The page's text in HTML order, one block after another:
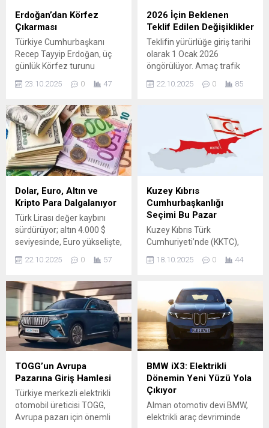
Erdoğan’dan Körfez
Çıkarması
Türkiye Cumhurbaşkanı
Recep Tayyip Erdoğan, üç
günlük Körfez turunu
Umman’ı kapsayan
savunma ve diplomasi
alanlarında yeni adımlar
atıldı. Turun ana gündem
maddeleri arasında Gazze
krizi, bölgesel güvenlik ve
yatırım işbirlikleri yer aldı.
Kuveyt’te Dört Anlaşma
İmzalandı Cumhurbaşkanı
Erdoğan’ın ilk durağı Kuveyt
oldu....
23.10.2025 0 47
2026 İçin Beklenen
Teklif Edilen Değişiklikler
Teklifin yürürlüğe giriş tarihi
olarak 1 Ocak 2026
öngörülüyor. Amaç trafik
ihlallerini caydırıcılıkla
geliştirmek. Teklifin gelir
odaklı değil, “caydırıcılık”
öncelikli olduğu ifade
ediliyor. İhlal Öngörülen ceza
/ yaptırım Notlar “Dur”
ikazına uymama ₺ 200 000
para cezası + 60 gün sürücü
belgesi alıkoyma...
22.10.2025 0 85
Dolar, Euro, Altın ve
Kripto Para Dalgalanıyor
Türk Lirası değer kaybını
sürdürüyor; altın 4.000 $
seviyesinde, Euro yükselişte,
Dolar ve Euro Güçlü
yabancı para birimleri
karşısında zayıf
görünümünü sürdürüyor.
ABD Doları (USD): ₺ 41,98
Euro (EUR): ₺ 48,75
Uzmanlara göre, küresel
faiz politikaları ve iç piyasa
enflasyonu TL üzerindeki
22.10.2025 0 57
Kuzey Kıbrıs
Cumhurbaşkanlığı
Seçimi Bu Pazar
Kuzey Kıbrıs Türk
Cumhuriyeti’nde (KKTC),
görev yapacak
belirlemek için yarın halk
sandık başına gidecek. 18
yaşını doldurmuş tüm KKTC
vatandaşları,
cumhurbaşkanını doğrudan
oy vererek seçecek.
Cumhurbaşkanı
seçilebilmek için adayın
geçerli oyların salt
çoğunluğunu (%50+1)
alması gerekiyor. Eğer hiçbir
aday bu çoğunluğu
18.10.2025 0 44
TOGG’un Avrupa
Pazarına Giriş Hamlesi
Türkiye merkezli elektrikli
otomobil üreticisi TOGG,
Avrupa pazarı için önemli
BMW iX3: Elektrikli
Dönemin Yeni Yüzü Yola
Çıkıyor
Alman otomotiv devi BMW,
elektrikli araç devriminde